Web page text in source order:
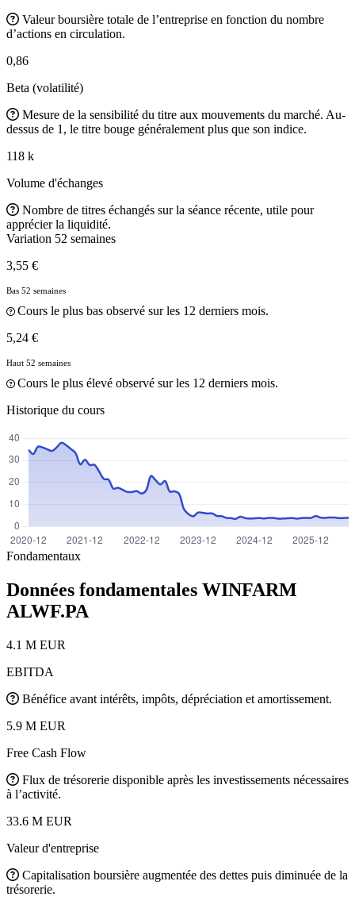
Valeur boursière totale de l’entreprise en fonction du nombre
d’actions en circulation.
0,86
Beta (volatilité)
Mesure de la sensibilité du titre aux mouvements du marché. Au-
dessus de 1, le titre bouge généralement plus que son indice.
118 k
Volume d'échanges
Nombre de titres échangés sur la séance récente, utile pour
apprécier la liquidité.
Variation 52 semaines
3,55 €
Bas 52 semaines
Cours le plus bas observé sur les 12 derniers mois.
5,24 €
Haut 52 semaines
Cours le plus élevé observé sur les 12 derniers mois.
Historique du cours
Fondamentaux
Données fondamentales WINFARM
ALWF.PA
4.1 M EUR
EBITDA
Bénéfice avant intérêts, impôts, dépréciation et amortissement.
5.9 M EUR
Free Cash Flow
Flux de trésorerie disponible après les investissements nécessaires
à l’activité.
33.6 M EUR
Valeur d'entreprise
Capitalisation boursière augmentée des dettes puis diminuée de la
trésorerie.